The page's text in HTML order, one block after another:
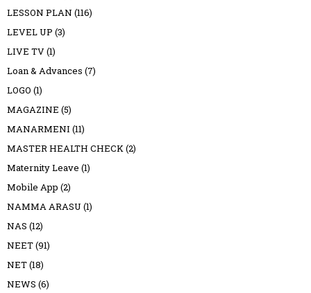
LESSON PLAN (116)
LEVEL UP (3)
LIVE TV(1)
Loan & Advances (7)
LOGO (1)
MAGAZINE (5)
MANARMENI (11)
MASTER HEALTH CHECK(2)
Maternity Leave (1)
Mobile App (2)
NAMMA ARASU (1)
NAS (12)
NEET(91)
NET(18)
NEWS (6)